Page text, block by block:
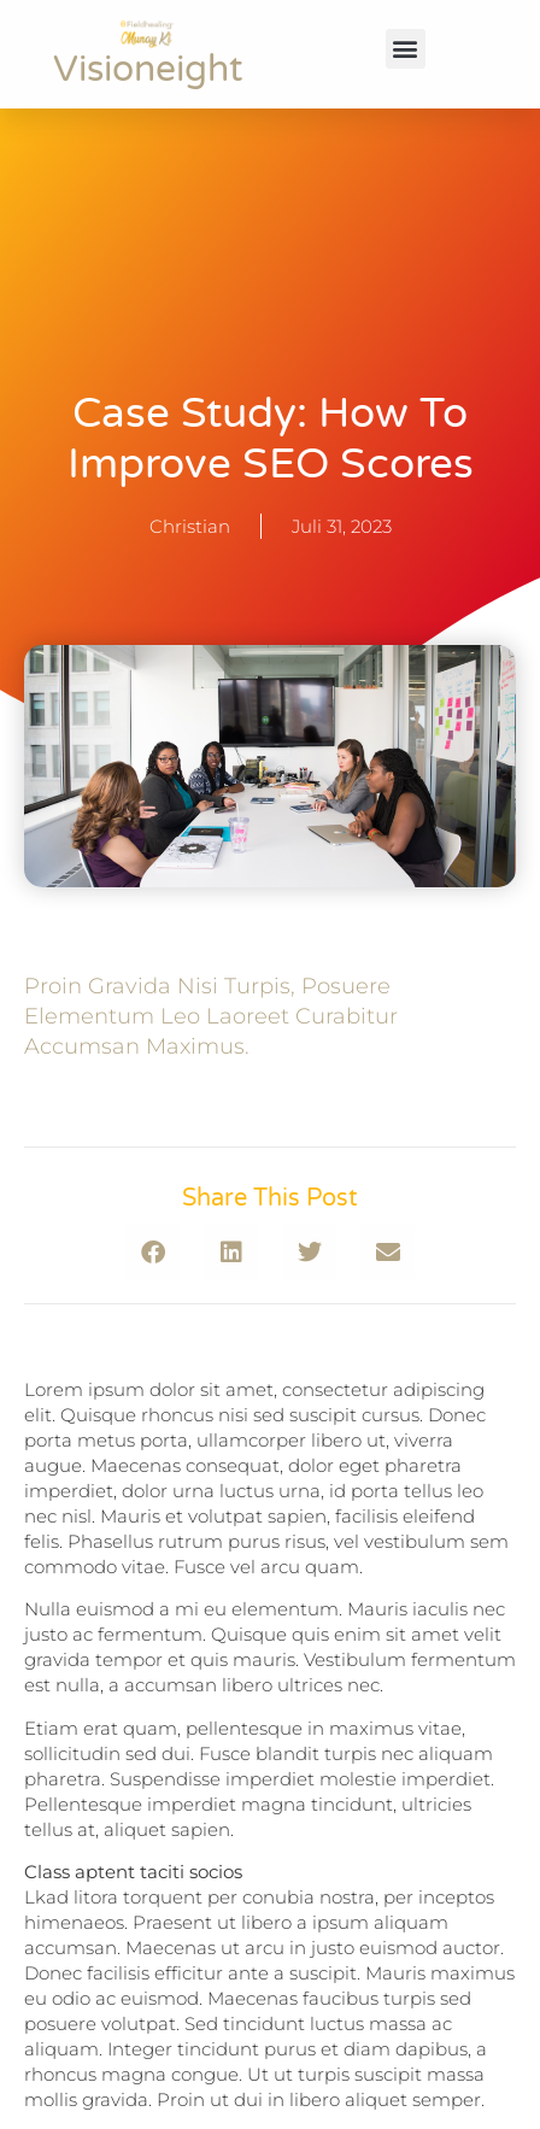
Visioneight
Case Study: How To
Improve SEO Scores
Christian Juli 31, 2023
Proin Gravida Nisi Turpis, Posuere
Elementum Leo Laoreet Curabitur
Accumsan Maximus.
Share This Post
Lorem ipsum dolor sit amet, consectetur adipiscing
elit. Quisque rhoncus nisi sed suscipit cursus. Donec
porta metus porta, ullamcorper libero ut, viverra
augue. Maecenas consequat, dolor eget pharetra
imperdiet, dolor urna luctus urna, id porta tellus leo
nec nisl. Mauris et volutpat sapien, facilisis eleifend
felis. Phasellus rutrum purus risus, vel vestibulum sem
commodo vitae. Fusce vel arcu quam.
Nulla euismod a mi eu elementum. Mauris iaculis nec
justo ac fermentum. Quisque quis enim sit amet velit
gravida tempor et quis mauris. Vestibulum fermentum
est nulla, a accumsan libero ultrices nec.
Etiam erat quam, pellentesque in maximus vitae,
sollicitudin sed dui. Fusce blandit turpis nec aliquam
pharetra. Suspendisse imperdiet molestie imperdiet.
Pellentesque imperdiet magna tincidunt, ultricies
tellus at, aliquet sapien.
Class aptent taciti socios
Lkad litora torquent per conubia nostra, per inceptos
himenaeos. Praesent ut libero a ipsum aliquam
accumsan. Maecenas ut arcu in justo euismod auctor.
Donec facilisis efficitur ante a suscipit. Mauris maximus
eu odio ac euismod. Maecenas faucibus turpis sed
posuere volutpat. Sed tincidunt luctus massa ac
aliquam. Integer tincidunt purus et diam dapibus, a
rhoncus magna congue. Ut ut turpis suscipit massa
mollis gravida. Proin ut dui in libero aliquet semper.